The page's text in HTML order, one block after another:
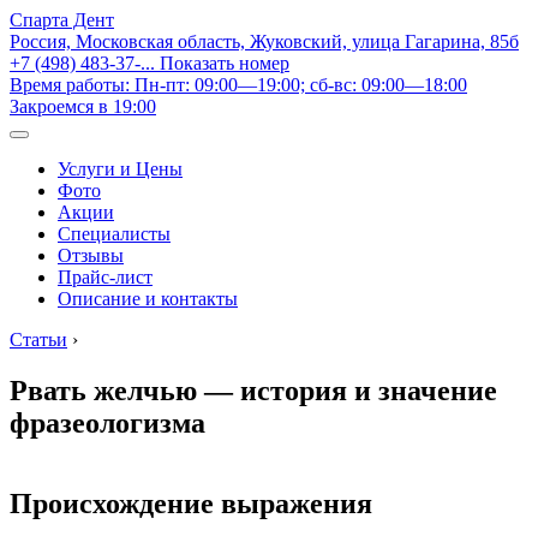
Спарта Дент
Россия, Московская область, Жуковский, улица Гагарина, 85б
+7 (498) 483-37-... Показать номер
Время работы: Пн-пт: 09:00—19:00; сб-вс: 09:00—18:00
Закроемся в 19:00
Услуги и Цены
Фото
Акции
Специалисты
Отзывы
Прайс-лист
Описание и контакты
Статьи ›
Рвать желчью — история и значение
фразеологизма
Происхождение выражения